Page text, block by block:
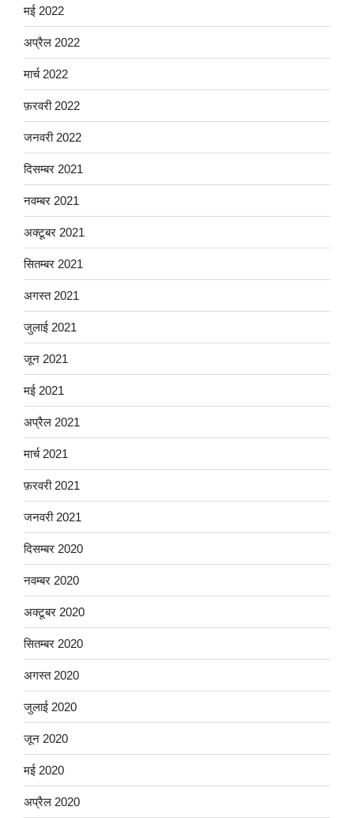
मई 2022
अप्रैल 2022
मार्च 2022
फ़रवरी 2022
जनवरी 2022
दिसम्बर 2021
नवम्बर 2021
अक्टूबर 2021
सितम्बर 2021
अगस्त 2021
जुलाई 2021
जून 2021
मई 2021
अप्रैल 2021
मार्च 2021
फ़रवरी 2021
जनवरी 2021
दिसम्बर 2020
नवम्बर 2020
अक्टूबर 2020
सितम्बर 2020
अगस्त 2020
जुलाई 2020
जून 2020
मई 2020
अप्रैल 2020